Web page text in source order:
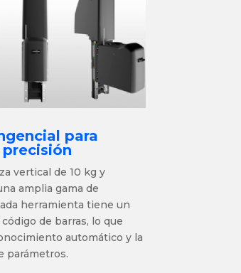
para
vertical de 10 kg y
amplia gama de
herramienta tiene un
de barras, lo que
automático y la
parámetros.